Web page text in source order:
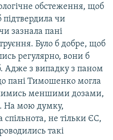
обстеження, щоб
підтвердила чи
зазнала пані
Було б добре, щоб
регулярно, вони б
Адже з випадку з паном
Тимошенко могла
меншими дозами,
На мою думку,
не тільки ЄС,
такі